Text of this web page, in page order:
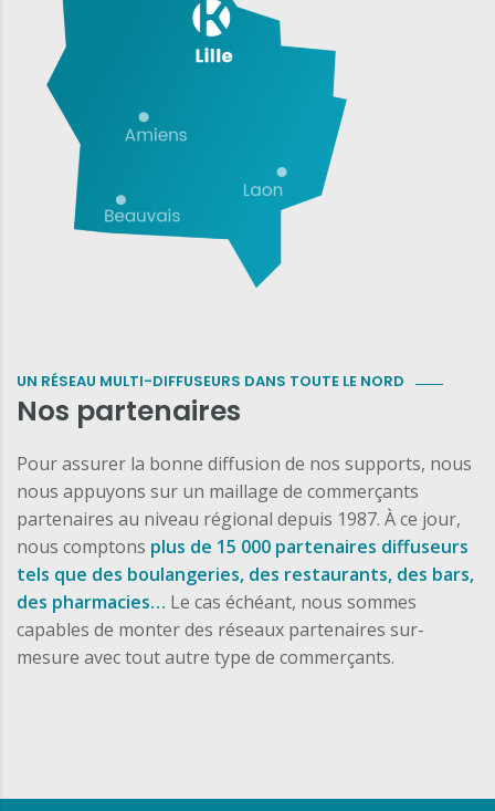
UN RÉSEAU MULTI-DIFFUSEURS DANS TOUTE LE NORD
Nos partenaires
Pour assurer la bonne diffusion de nos supports, nous
nous appuyons sur un maillage de commerçants
partenaires au niveau régional depuis 1987. À ce jour,
nous comptons plus de 15 000 partenaires diffuseurs
tels que des boulangeries, des restaurants, des bars,
des pharmacies… Le cas échéant, nous sommes
capables de monter des réseaux partenaires sur-
mesure avec tout autre type de commerçants.